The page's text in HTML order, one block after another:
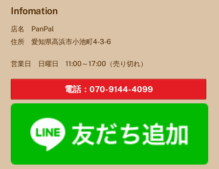
Infomation
店名 PanPal
住所 愛知県高浜市小池町4-3-6
営業日 日曜日 11:00～17:00（売り切れ）
電話：070-9144-4099